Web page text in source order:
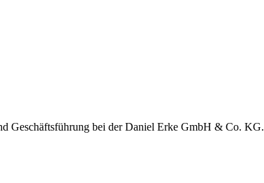
Geschäftsführung bei der Daniel Erke GmbH & Co. KG.